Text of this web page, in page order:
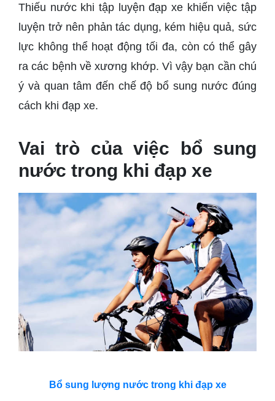
Thiếu nước khi tập luyện đạp xe khiến việc tập
luyện trở nên phản tác dụng, kém hiệu quả, sức
lực không thể hoạt động tối đa, còn có thể gây
ra các bệnh về xương khớp. Vì vậy bạn cần chú
ý và quan tâm đến chế độ bổ sung nước đúng
cách khi đạp xe.
Vai trò của việc bổ sung
nước trong khi đạp xe
Bổ sung lượng nước trong khi đạp xe